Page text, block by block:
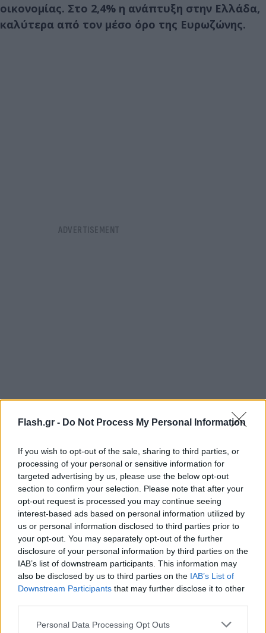
Flash.gr - Do Not Process My Personal Information
If you wish to opt-out of the sale, sharing to third parties, or
processing of your personal or sensitive information for
targeted advertising by us, please use the below opt-out
section to confirm your selection. Please note that after your
opt-out request is processed you may continue seeing
interest-based ads based on personal information utilized by
us or personal information disclosed to third parties prior to
your opt-out. You may separately opt-out of the further
disclosure of your personal information by third parties on the
IAB’s list of downstream participants. This information may
also be disclosed by us to third parties on the IAB’s List of
Downstream Participants that may further disclose it to other
Please note that this website/app uses one or more Google
Personal Data Processing Opt Outs
οικονομίας. Στο 2,4% η ανάπτυξη στην Ελλάδα,
καλύτερα από τον μέσο όρο της Ευρωζώνης.
Νομισματικού Ταμείου (Οκτώβριος 2025), ο
ρυθμός ανάπτυξης της παγκόσμιας οικονομίας
εκτιμάται ότι θα διαμορφωθεί σε 3,2% το 2025 και
θα επιβραδυνθεί οριακά σε 3,1% το 2026,
αντανακλώντας τη σταδιακή εξασθένηση
της δυναμικής σε βασικές οικονομίες και τη
διατήρηση περιοριστικών χρηματοπιστωτικών
συνθηκών. Υπό αυτές τις συνθήκες, οι κυβερνήσεις